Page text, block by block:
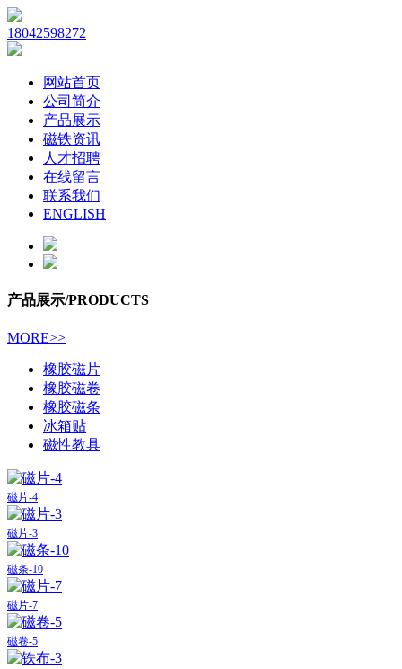
18042598272
网站首页
公司简介
产品展示
磁铁资讯
人才招聘
在线留言
联系我们
ENGLISH
产品展示/PRODUCTS
MORE>>
橡胶磁片
橡胶磁卷
橡胶磁条
冰箱贴
磁性教具
磁片-4
磁片-3
磁条-10
磁片-7
磁卷-5